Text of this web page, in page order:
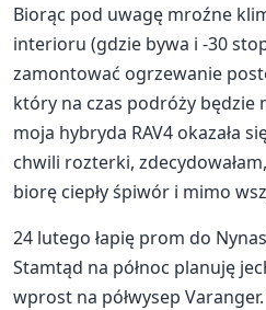
Biorąc pod uwagę mroźne
interioru (gdzie bywa i -30
zamontować ogrzewanie
który na czas podróży będzie
moja hybryda RAV4 okazała
chwili rozterki,
biorę ciepły śpiwór i mimo
24 lutego łapię prom do
Stamtąd na północ planuję
wprost na półwysep Varanger.